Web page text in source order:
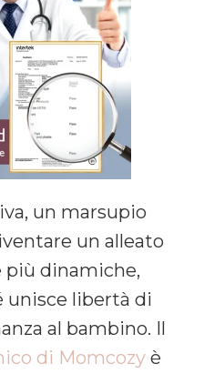
un marsupio
un alleato
dinamiche,
libertà di
al bambino. Il
di Momcozy è